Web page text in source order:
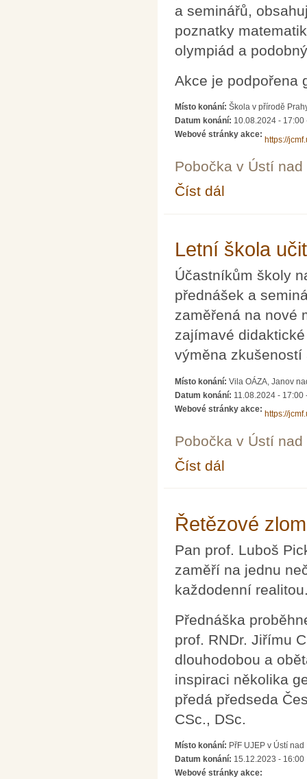
a seminářů,
poznatky
olympiád a
Akce je podpořena
Místo konání: Škola v přírodě
Datum konání: 10.08.2024 - 17:00
Webové stránky akce:
https://
Pobočka v Ústí nad
Číst dál
Letní škola
Účastníkům školy
přednášek a
zaměřená na nové
zajímavé
výměna zkušeností
Místo konání: Vila OÁZA, Janov
Datum konání: 11.08.2024 - 17:00
Webové stránky akce:
https://
Pobočka v Ústí nad
Číst dál
Řetězové
Pan prof. Luboš
zaměří na jednu
každodenní
Přednáška
prof. RNDr. Jiřímu
dlouhodobou a
inspiraci několika
předá předseda
CSc., DSc.
Místo konání: PřF UJEP v Ústí
Datum konání: 15.12.2023 - 16:00
Webové stránky akce: